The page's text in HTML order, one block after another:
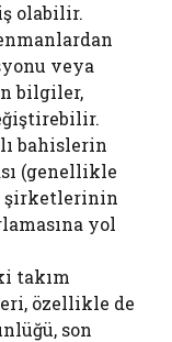
olabilir.
veya
bilgiler,
bahislerin
(genellikle
şirketlerinin
yol
takım
özellikle de
son